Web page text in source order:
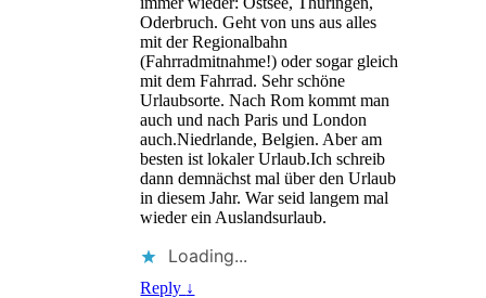
Oderbruch. Geht von uns aus alles
mit der Regionalbahn
(Fahrradmitnahme!) oder sogar gleich
mit dem Fahrrad. Sehr schöne
Urlaubsorte. Nach Rom kommt man
auch und nach Paris und London
auch.Niedrlande, Belgien. Aber am
besten ist lokaler Urlaub.Ich schreib
dann demnächst mal über den Urlaub
in diesem Jahr. War seid langem mal
wieder ein Auslandsurlaub.
Loading...
Reply ↓